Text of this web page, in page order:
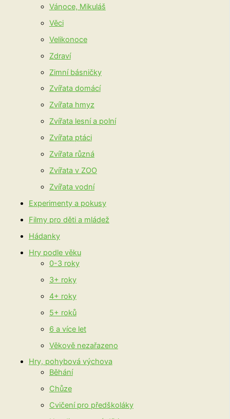
Vánoce, Mikuláš
Věci
Velikonoce
Zdraví
Zimní básničky
Zvířata domácí
Zvířata hmyz
Zvířata lesní a polní
Zvířata ptáci
Zvířata různá
Zvířata v ZOO
Zvířata vodní
Experimenty a pokusy
Filmy pro děti a mládež
Hádanky
Hry podle věku
0-3 roky
3+ roky
4+ roky
5+ roků
6 a více let
Věkově nezařazeno
Hry, pohybová výchova
Běhání
Chůze
Cvičení pro předškoláky